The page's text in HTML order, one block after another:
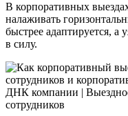
В корпоративных
налаживать
быстрее адаптируется, а
в силу.